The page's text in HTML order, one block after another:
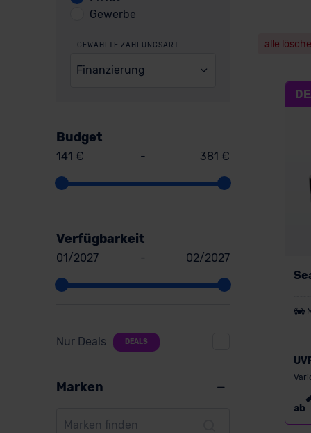
Gewerbe
GEWÄHLTE ZAHLUNGSART
Finanzierung
Budget
141 € - 381 €
Verfügbarkeit
01/2027 - 02/2027
Nur Deals DEALS
Marken
alle
ab